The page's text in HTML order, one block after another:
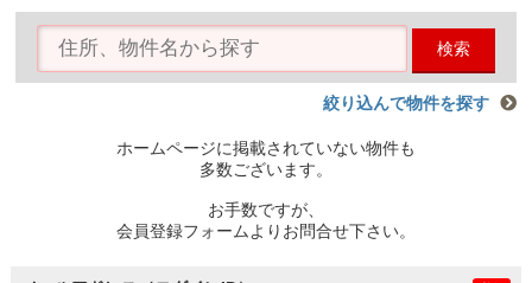
検索
絞り込んで物件を探す
ホームページに掲載されていない物件も
多数ございます。
お手数ですが、
会員登録フォームよりお問合せ下さい。